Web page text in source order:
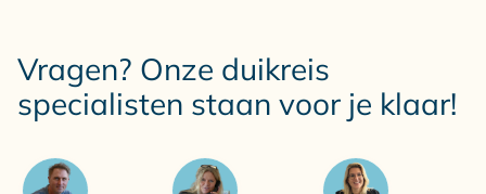
Vragen? Onze duikreis
specialisten staan voor je klaar!